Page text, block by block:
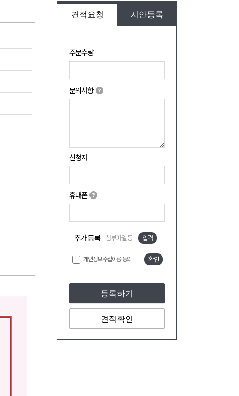
견적요청 시안등록
주문수량
문의사항
신청자
휴대폰
추가 등록 첨부파일 등 입력
개인정보 수집이용 동의 확인
등록하기
견적확인